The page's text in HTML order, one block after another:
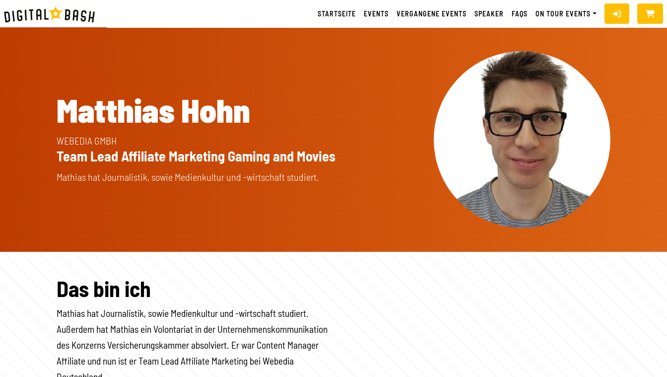
STARTSEITE EVENTS VERGANGENE EVENTS SPEAKER FAQS ON TOUR EVENTS
Matthias Hohn
WEBEDIA GMBH
Team Lead Affiliate Marketing Gaming and Movies
Mathias hat Journalistik, sowie Medienkultur und -wirtschaft studiert.
Das bin ich
Mathias hat Journalistik, sowie Medienkultur und -wirtschaft studiert.
Außerdem hat Mathias ein Volontariat in der Unternehmenskommunikation
des Konzerns Versicherungskammer absolviert. Er war Content Manager
Affiliate und nun ist er Team Lead Affiliate Marketing bei Webedia